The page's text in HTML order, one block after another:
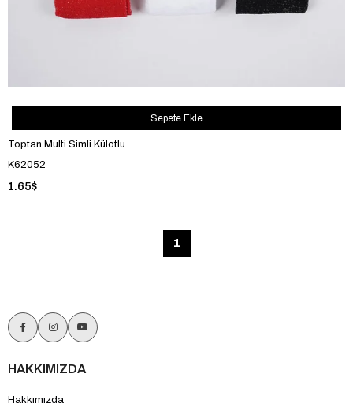
Toptan Multi Simli Külotlu
K62052
1.65$
Sepete Ekle
1
HAKKIMIZDA
Hakkımızda